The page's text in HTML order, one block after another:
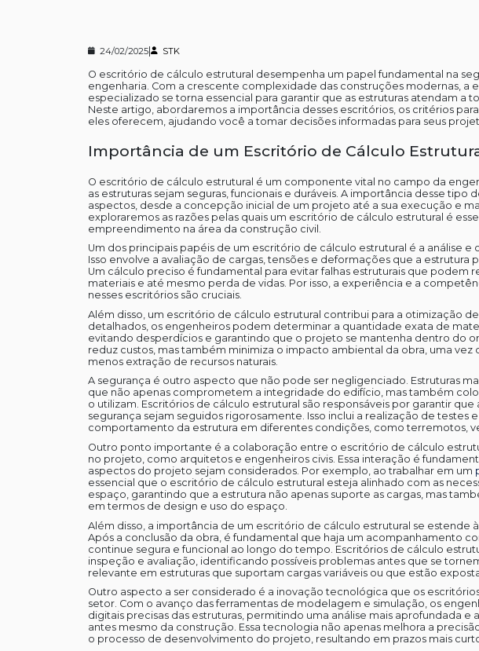
24/02/2025 | STK
O escritório de cálculo estrutural desempenha um papel fundamental na
engenharia. Com a crescente complexidade das construções modernas, a
especializado se torna essencial para garantir que as estruturas atendam a
Neste artigo, abordaremos a importância desses escritórios, os critérios
eles oferecem, ajudando você a tomar decisões informadas para seus
Importância de um Escritório de Cálculo
O escritório de cálculo estrutural é um componente vital no campo da
as estruturas sejam seguras, funcionais e duráveis. A importância desse
aspectos, desde a concepção inicial de um projeto até a sua execução e
exploraremos as razões pelas quais um escritório de cálculo estrutural é
empreendimento na área da construção civil.
Um dos principais papéis de um escritório de cálculo estrutural é a análise e
Isso envolve a avaliação de cargas, tensões e deformações que a estrutura
Um cálculo preciso é fundamental para evitar falhas estruturais que podem
materiais e até mesmo perda de vidas. Por isso, a experiência e a
nesses escritórios são cruciais.
Além disso, um escritório de cálculo estrutural contribui para a otimização
detalhados, os engenheiros podem determinar a quantidade exata de
evitando desperdícios e garantindo que o projeto se mantenha dentro do
reduz custos, mas também minimiza o impacto ambiental da obra, uma vez
menos extração de recursos naturais.
A segurança é outro aspecto que não pode ser negligenciado. Estruturas
que não apenas comprometem a integridade do edifício, mas também
o utilizam. Escritórios de cálculo estrutural são responsáveis por garantir
segurança sejam seguidos rigorosamente. Isso inclui a realização de testes
comportamento da estrutura em diferentes condições, como terremotos,
Outro ponto importante é a colaboração entre o escritório de cálculo
no projeto, como arquitetos e engenheiros civis. Essa interação é
aspectos do projeto sejam considerados. Por exemplo, ao trabalhar em um
essencial que o escritório de cálculo estrutural esteja alinhado com as
espaço, garantindo que a estrutura não apenas suporte as cargas, mas
em termos de design e uso do espaço.
Além disso, a importância de um escritório de cálculo estrutural se estende
Após a conclusão da obra, é fundamental que haja um acompanhamento
continue segura e funcional ao longo do tempo. Escritórios de cálculo
inspeção e avaliação, identificando possíveis problemas antes que se
relevante em estruturas que suportam cargas variáveis ou que estão
Outro aspecto a ser considerado é a inovação tecnológica que os
setor. Com o avanço das ferramentas de modelagem e simulação, os
digitais precisas das estruturas, permitindo uma análise mais aprofundada
antes mesmo da construção. Essa tecnologia não apenas melhora a
o processo de desenvolvimento do projeto, resultando em prazos mais